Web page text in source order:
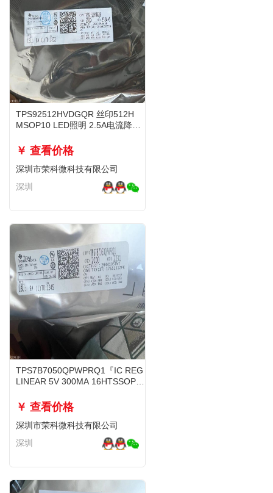
TPS92512HVDGQR 丝印512H
MSOP10 LED照明 2.5A电流降压
￥ 查看价格
深圳市荣科微科技有限公司
深圳
TPS7B7050QPWPRQ1『IC REG
LINEAR 5V 300MA 16HTSSOP』
￥ 查看价格
深圳市荣科微科技有限公司
深圳